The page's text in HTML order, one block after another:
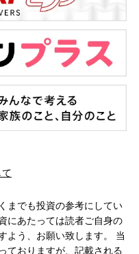
までも投資の参考にしてい
にあたっては読者ご自身の
よう、お願い致します。 当
ておりますが、記載される